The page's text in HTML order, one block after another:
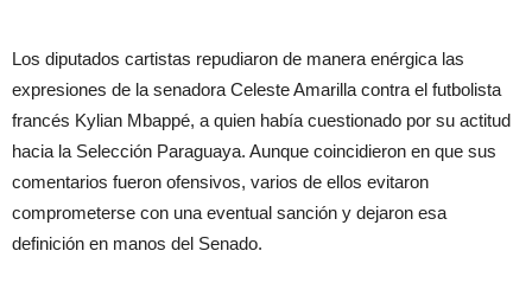
Los diputados cartistas repudiaron de manera enérgica las
expresiones de la senadora Celeste Amarilla contra el futbolista
francés Kylian Mbappé, a quien había cuestionado por su actitud
hacia la Selección Paraguaya. Aunque coincidieron en que sus
comentarios fueron ofensivos, varios de ellos evitaron
comprometerse con una eventual sanción y dejaron esa
definición en manos del Senado.